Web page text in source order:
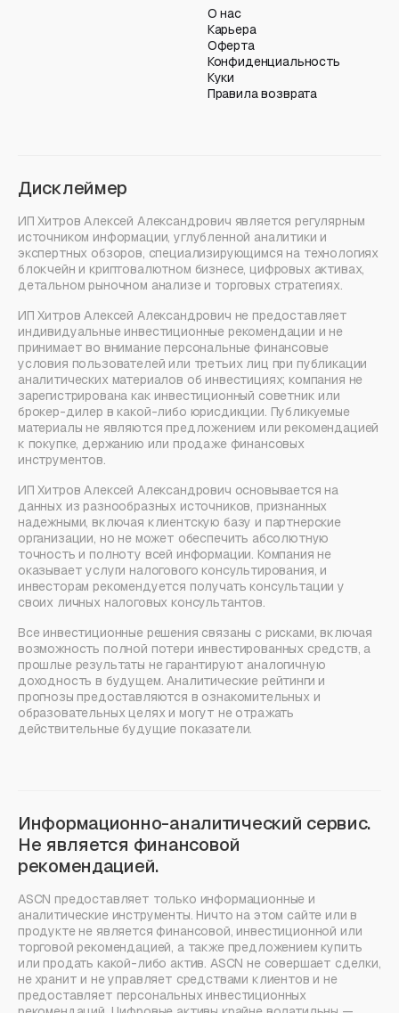
О нас
Карьера
Оферта
Конфиденциальность
Куки
Правила возврата
Дисклеймер
ИП Хитров Алексей Александрович является регулярным
источником информации, углубленной аналитики и
экспертных обзоров, специализирующимся на технологиях
блокчейн и криптовалютном бизнесе, цифровых активах,
детальном рыночном анализе и торговых стратегиях.
ИП Хитров Алексей Александрович не предоставляет
индивидуальные инвестиционные рекомендации и не
принимает во внимание персональные финансовые
условия пользователей или третьих лиц при публикации
аналитических материалов об инвестициях; компания не
зарегистрирована как инвестиционный советник или
брокер-дилер в какой-либо юрисдикции. Публикуемые
материалы не являются предложением или рекомендацией
к покупке, держанию или продаже финансовых
инструментов.
ИП Хитров Алексей Александрович основывается на
данных из разнообразных источников, признанных
надежными, включая клиентскую базу и партнерские
организации, но не может обеспечить абсолютную
точность и полноту всей информации. Компания не
оказывает услуги налогового консультирования, и
инвесторам рекомендуется получать консультации у
своих личных налоговых консультантов.
Все инвестиционные решения связаны с рисками, включая
возможность полной потери инвестированных средств, а
прошлые результаты не гарантируют аналогичную
доходность в будущем. Аналитические рейтинги и
прогнозы предоставляются в ознакомительных и
образовательных целях и могут не отражать
действительные будущие показатели.
Информационно-аналитический сервис.
Не является финансовой
рекомендацией.
ASCN предоставляет только информационные и
аналитические инструменты. Ничто на этом сайте или в
продукте не является финансовой, инвестиционной или
торговой рекомендацией, а также предложением купить
или продать какой-либо актив. ASCN не совершает сделки,
не хранит и не управляет средствами клиентов и не
предоставляет персональных инвестиционных